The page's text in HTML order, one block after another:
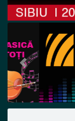
Previous